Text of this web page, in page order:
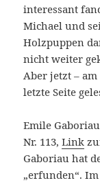
interessant
Michael und
Holzpuppen
nicht weiter
Aber jetzt – am
letzte Seite
Emile
Nr. 113,Link
Gaboriau hat
„erfunden“.